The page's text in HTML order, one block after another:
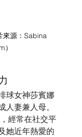
源： Sabina
）
球女神莎賓娜
人妻兼人母。
經常在社交平
她近年熱愛的